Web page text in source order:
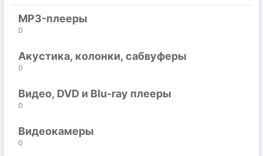
MP3-плееры
0
Акустика, колонки, сабвуферы
0
Видео, DVD и Blu-ray плееры
0
Видеокамеры
0